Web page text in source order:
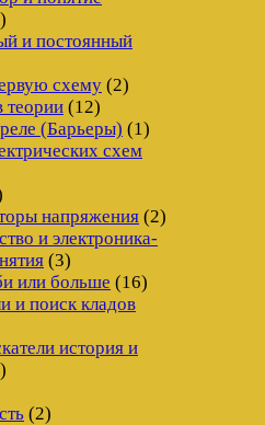
и постоянный
схему (2)
теории (12)
(Барьеры) (1)
схем
напряжения (2)
и электроника-
(3)
или больше (16)
и поиск кладов
история и
(2)